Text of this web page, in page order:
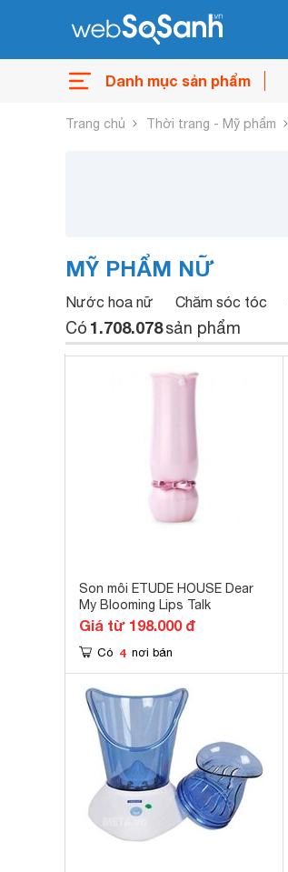
Danh mục sản phẩm
Trang chủ Thời trang - Mỹ phẩm
MỸ PHẨM NỮ
Nước hoa nữ Chăm sóc tóc
Có 1.708.078sản phẩm
Son môi ETUDE HOUSE Dear
My Blooming Lips Talk
Giá từ 198.000 đ
Có 4 nơi bán